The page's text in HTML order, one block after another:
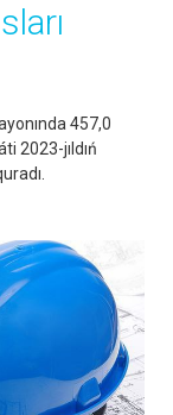
457,0
2023-jıldıń